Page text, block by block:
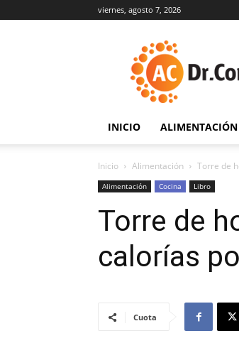
viernes, agosto 7, 2026
INICIO ALIMENTACIÓN
Inicio Alimentación Torre de
Alimentación Cocina Libro
Torre de
calorías
Cuota